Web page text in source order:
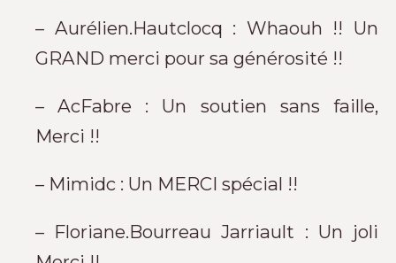
– Aurélien.Hautclocq : Whaouh !! Un
GRAND merci pour sa générosité !!
– AcFabre : Un soutien sans faille,
Merci !!
– Mimidc : Un MERCI spécial !!
– Floriane.Bourreau Jarriault : Un joli